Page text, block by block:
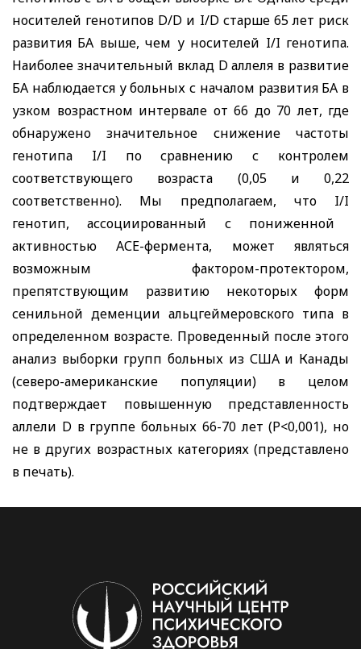
носителей генотипов D/D и I/D старше 65 лет риск
развития БА выше, чем у носителей I/I генотипа.
Наиболее значительный вклад D аллеля в развитие
БА наблюдается у больных с началом развития БА в
узком возрастном интервале от 66 до 70 лет, где
обнаружено значительное снижение частоты
генотипа I/I по сравнению с контролем
соответствующего возраста (0,05 и 0,22
соответственно). Мы предполагаем, что I/I
генотип, ассоциированный с пониженной
активностью АСЕ-фермента, может являться
возможным фактором-протектором,
препятствующим развитию некоторых форм
сенильной деменции альцгеймеровского типа в
определенном возрасте. Проведенный после этого
анализ выборки групп больных из США и Канады
(северо-американские популяции) в целом
подтверждает повышенную представленность
аллели D в группе больных 66-70 лет (Р<0,001), но
не в других возрастных категориях (представлено
в печать).